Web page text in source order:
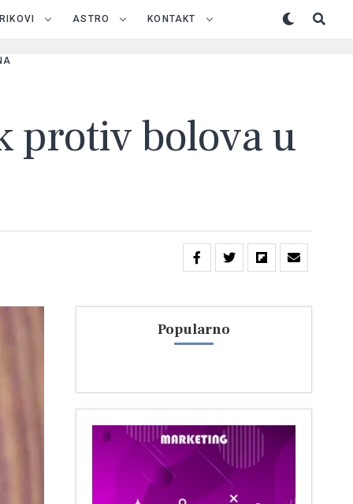
ASTRO KONTAKT
protiv bolova u
Popularno